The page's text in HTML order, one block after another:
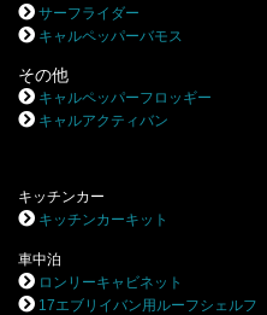
サーフライダー
キャルペッパーバモス
その他
キャルペッパーフロッギー
キャルアクティバン
キッチンカー
キッチンカーキット
車中泊
ロンリーキャビネット
17エブリイバン用ルーフシェルフ